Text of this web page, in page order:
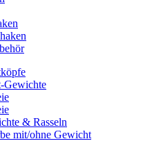
Gewichte
& Rasseln
mit/ohne Gewicht